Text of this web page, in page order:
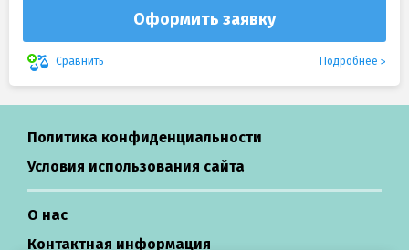
Оформить заявку
Сравнить Подробнее
Политика конфиденциальности
Условия использования сайта
О нас
Контактная информация